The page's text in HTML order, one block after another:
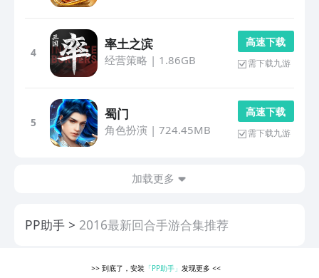
4
率土之滨
经营策略 | 1.86GB
高 速 下 载
需下载九游
5
蜀门
角色扮演 | 724.45MB
高 速 下 载
需下载九游
加载更多
PP助手 2016最新回合手游合集推荐
>> 到底了，安装 「PP助手」发现更多<<